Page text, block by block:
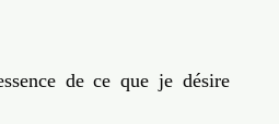
de ce que je désire